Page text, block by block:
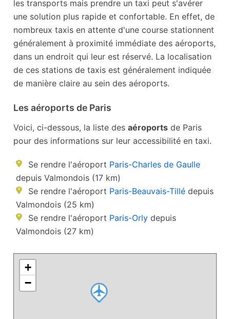
les transports mais prendre un taxi peut s'avérer
une solution plus rapide et confortable. En effet, de
nombreux taxis en attente d'une course stationnent
généralement à proximité immédiate des aéroports,
dans un endroit qui leur est réservé. La localisation
de ces stations de taxis est généralement indiquée
de manière claire au sein des aéroports.
Les aéroports de Paris
Voici, ci-dessous, la liste desaéroports de Paris
pour des informations sur leur accessibilité en taxi.
Se rendre l'aéroport Paris-Charles de Gaulle
depuis Valmondois (17 km)
Se rendre l'aéroport Paris-Beauvais-Tillé depuis
Valmondois (25 km)
Se rendre l'aéroport Paris-Orly depuis
Valmondois (27 km)
+
−